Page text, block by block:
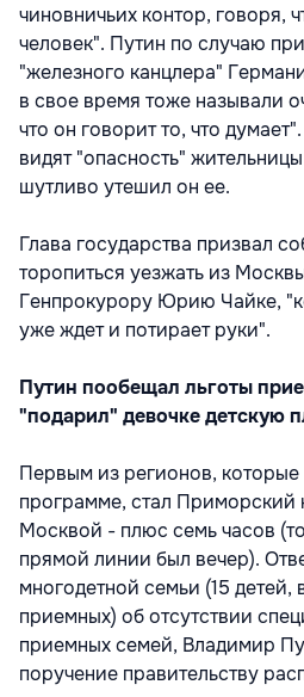
чиновничьих контор, говоря,
человек". Путин по случаю
"железного канцлера"
в свое время тоже называли
что он говорит то, что
видят "опасность"
шутливо утешил он ее.
Глава государства призвал
торопиться уезжать из
Генпрокурору Юрию Чайке,
уже ждет и потирает руки".
Путин пообещал льготы
"подарил" девочке детскую
Первым из регионов,
программе, стал Приморский
Москвой - плюс семь часов
прямой линии был вечер).
многодетной семьи (15 детей,
приемных) об отсутствии
приемных семей, Владимир
поручение правительству